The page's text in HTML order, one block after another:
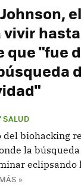
que "fue
SALUD
del biohacking
la
eclipsando
»